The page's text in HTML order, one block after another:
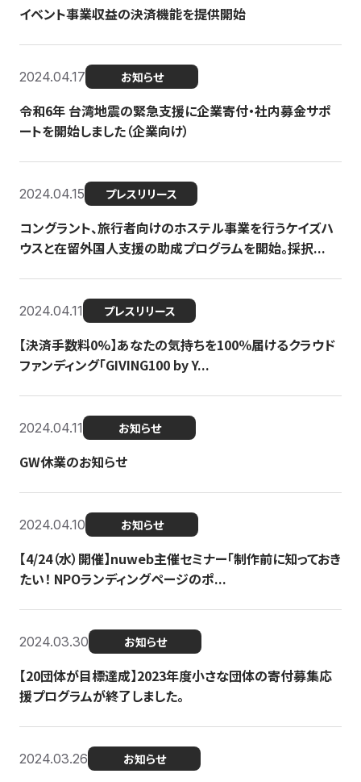
イベント事業収益の決済機能を提供開始
2024.04.17 お知らせ
令和6年 台湾地震の緊急支援に企業寄付・社内募金サポ
ートを開始しました（企業向け）
2024.04.15 プレスリリース
コングラント、旅行者向けのホステル事業を行うケイズハ
ウスと在留外国人支援の助成プログラムを開始。採択...
2024.04.11 プレスリリース
【決済手数料0%】あなたの気持ちを100％届けるクラウド
ファンディング「GIVING100 by Y...
2024.04.11 お知らせ
GW休業のお知らせ
2024.04.10 お知らせ
【4/24（水）開催】nuweb主催セミナー「制作前に知っておき
たい！ NPOランディングページのポ...
2024.03.30 お知らせ
【20団体が目標達成】2023年度小さな団体の寄付募集応
援プログラムが終了しました。
2024.03.26 お知らせ